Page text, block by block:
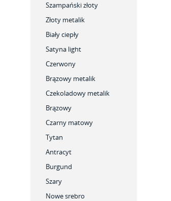
Szampański złoty
Złoty metalik
Biały ciepły
Satyna light
Czerwony
Brązowy metalik
Czekoladowy metalik
Brązowy
Czarny matowy
Tytan
Antracyt
Burgund
Szary
Nowe srebro